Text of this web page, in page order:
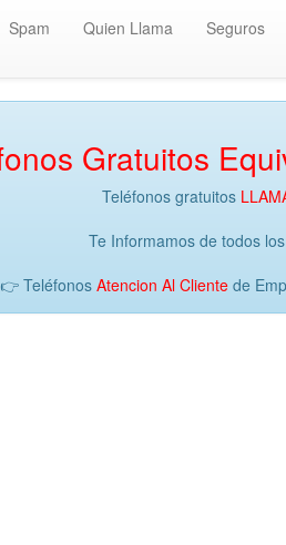
Spam Quien Llama Seguros
Gratuitos
Teléfonos gratuitos
Te Informamos de todos los
👉 Teléfonos Atencion Al Clientede